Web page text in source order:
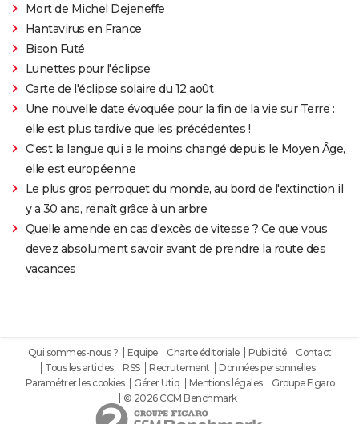
Mort de Michel Dejeneffe
Hantavirus en France
Bison Futé
Lunettes pour l'éclipse
Carte de l'éclipse solaire du 12 août
Une nouvelle date évoquée pour la fin de la vie sur Terre :
elle est plus tardive que les précédentes !
C'est la langue qui a le moins changé depuis le Moyen Âge,
elle est européenne
Le plus gros perroquet du monde, au bord de l'extinction il
y a 30 ans, renaît grâce à un arbre
Quelle amende en cas d'excès de vitesse ? Ce que vous
devez absolument savoir avant de prendre la route des
vacances
Qui sommes-nous ? Equipe Charte éditoriale Publicité
Contact
Tous les articles
RSS Recrutement
Données personnelles
Paramétrer les cookies
Gérer Utiq Mentions légales
Groupe Figaro
© 2026 CCM Benchmark